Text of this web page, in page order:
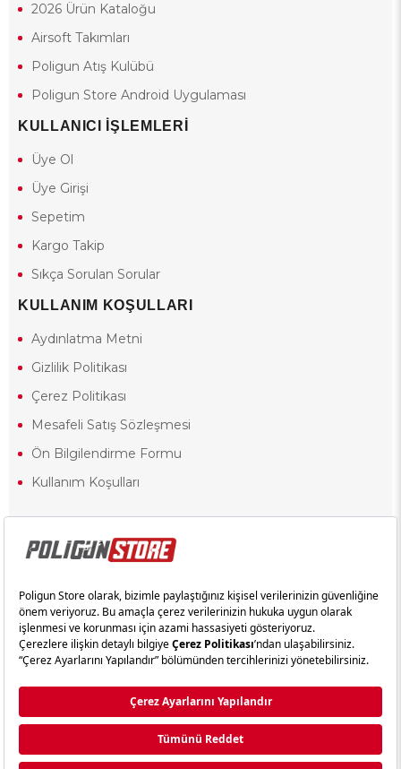
2026 Ürün Kataloğu
Airsoft Takımları
Poligun Atış Kulübü
Poligun Store Android Uygulaması
KULLANICI İŞLEMLERİ
Üye Ol
Üye Girişi
Sepetim
Kargo Takip
Sıkça Sorulan Sorular
KULLANIM KOŞULLARI
Aydınlatma Metni
Gizlilik Politikası
Çerez Politikası
Mesafeli Satış Sözleşmesi
Ön Bilgilendirme Formu
Kullanım Koşulları
18 yaşından küçük olduğunuz halde siteye girerseniz ve mesafeli satış
sözleşmesinde yer alan hükümlere ters düşerseniz, yaşla ilgili
kısıtlamalardan dolayı oluşabilecek herhangi bir durumda doğacak
yasal sorumluluk ve yükümlülükler tamamen tarafınıza ait olacak ve
Yasa gereği 18 yaşından küçük olanların sitemizi görüntülemesi ve
alışveriş yapmaları yasaktır. Konuyla ilgili olarak site kullanım
sözleşmemimizi okuyabilirsiniz.
Ticimax Tarafından Hazırlanmıştır.